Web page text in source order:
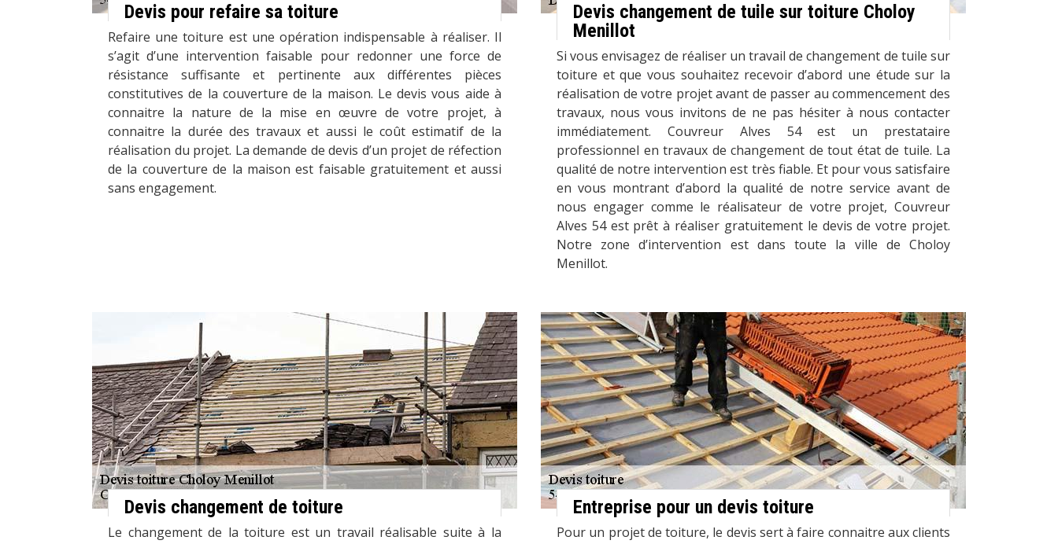
Devis pour refaire sa toiture
Refaire une toiture est une opération indispensable à réaliser. Il
s’agit d’une intervention faisable pour redonner une force de
résistance suffisante et pertinente aux différentes pièces
constitutives de la couverture de la maison. Le devis vous aide à
connaitre la nature de la mise en œuvre de votre projet, à
connaitre la durée des travaux et aussi le coût estimatif de la
réalisation du projet. La demande de devis d’un projet de réfection
de la couverture de la maison est faisable gratuitement et aussi
sans engagement.
Devis changement de tuile sur toiture Choloy
Menillot
Si vous envisagez de réaliser un travail de changement de tuile sur
toiture et que vous souhaitez recevoir d’abord une étude sur la
réalisation de votre projet avant de passer au commencement des
travaux, nous vous invitons de ne pas hésiter à nous contacter
immédiatement. Couvreur Alves 54 est un prestataire
professionnel en travaux de changement de tout état de tuile. La
qualité de notre intervention est très fiable. Et pour vous satisfaire
en vous montrant d’abord la qualité de notre service avant de
nous engager comme le réalisateur de votre projet, Couvreur
Alves 54 est prêt à réaliser gratuitement le devis de votre projet.
Notre zone d’intervention est dans toute la ville de Choloy
Menillot.
Devis changement de toiture
Le changement de la toiture est un travail réalisable suite à la
Entreprise pour un devis toiture
Pour un projet de toiture, le devis sert à faire connaitre aux clients